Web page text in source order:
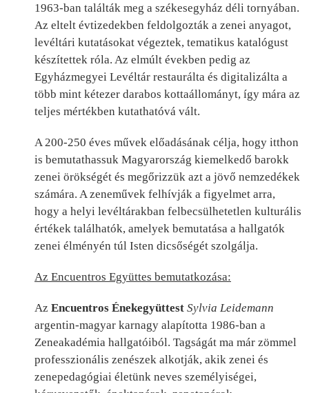
1963-ban találták meg a székesegyház déli tornyában.
Az eltelt évtizedekben feldolgozták a zenei anyagot,
levéltári kutatásokat végeztek, tematikus katalógust
készítettek róla. Az elmúlt években pedig az
Egyházmegyei Levéltár restaurálta és digitalizálta a
több mint kétezer darabos kottaállományt, így mára az
teljes mértékben kutathatóvá vált.
A 200-250 éves művek előadásának célja, hogy itthon
is bemutathassuk Magyarország kiemelkedő barokk
zenei örökségét és megőrizzük azt a jövő nemzedékek
számára. A zeneművek felhívják a figyelmet arra,
hogy a helyi levéltárakban felbecsülhetetlen kulturális
értékek találhatók, amelyek bemutatása a hallgatók
zenei élményén túl Isten dicsőségét szolgálja.
Az Encuentros Együttes bemutatkozása:
Az Encuentros Énekegyüttest Sylvia Leidemann
argentin-magyar karnagy alapította 1986-ban a
Zeneakadémia hallgatóiból. Tagságát ma már zömmel
professzionális zenészek alkotják, akik zenei és
zenepedagógiai életünk neves személyiségei,